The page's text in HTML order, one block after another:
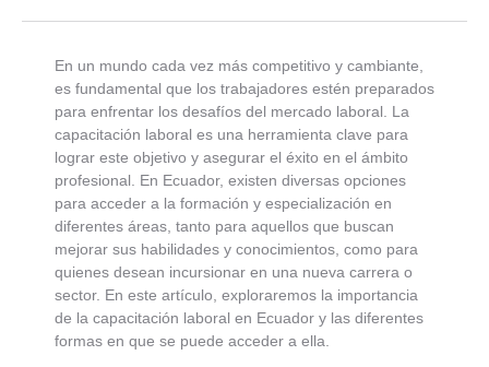
En un mundo cada vez más competitivo y cambiante,
es fundamental que los trabajadores estén preparados
para enfrentar los desafíos del mercado laboral. La
capacitación laboral es una herramienta clave para
lograr este objetivo y asegurar el éxito en el ámbito
profesional. En Ecuador, existen diversas opciones
para acceder a la formación y especialización en
diferentes áreas, tanto para aquellos que buscan
mejorar sus habilidades y conocimientos, como para
quienes desean incursionar en una nueva carrera o
sector. En este artículo, exploraremos la importancia
de la capacitación laboral en Ecuador y las diferentes
formas en que se puede acceder a ella.